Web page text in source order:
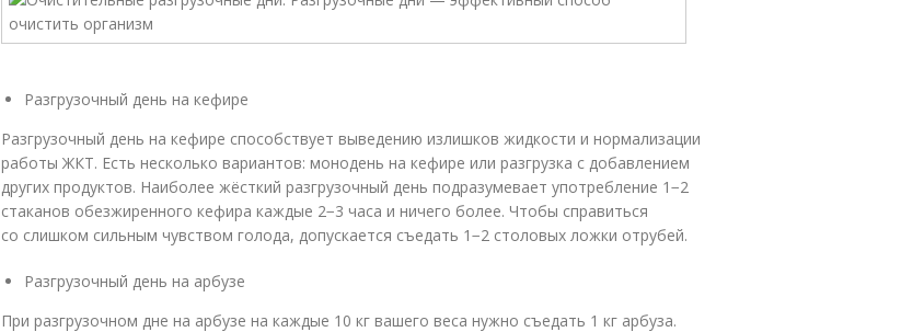
Разгрузочный день на кефире
Разгрузочный день на кефире способствует выведению излишков жидкости и нормализации
работы ЖКТ. Есть несколько вариантов: монодень на кефире или разгрузка с добавлением
других продуктов. Наиболее жёсткий разгрузочный день подразумевает употребление 1−2
стаканов обезжиренного кефира каждые 2−3 часа и ничего более. Чтобы справиться
со слишком сильным чувством голода, допускается съедать 1−2 столовых ложки отрубей.
Разгрузочный день на арбузе
При разгрузочном дне на арбузе на каждые 10 кг вашего веса нужно съедать 1 кг арбуза.